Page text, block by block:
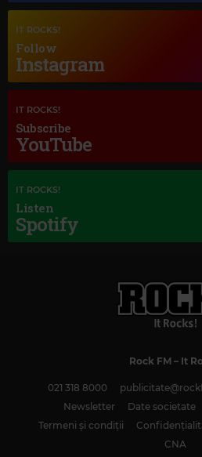
MAX BRUCH –SCOTTISH FANTASY FOR
IT ROCKS!
Follow
Instagram
IT ROCKS!
Subscribe
YouTube
IT ROCKS!
Listen
Spotify
Rock FM– It
021 318 8000
Newsletter
Date societate
Termeni și condiții
CNA